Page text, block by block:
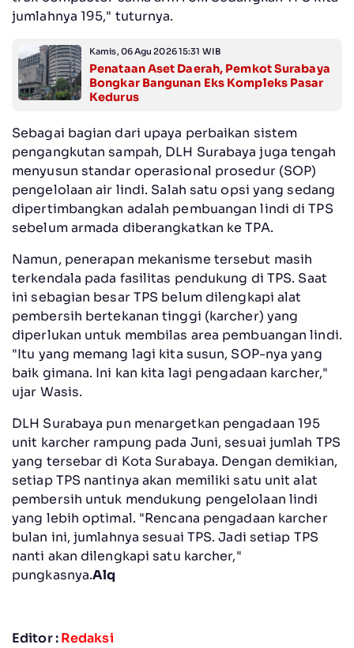
jumlahnya 195," tuturnya.
Kamis, 06 Agu 2026 15:31 WIB
Penataan Aset Daerah, Pemkot Surabaya
Bongkar Bangunan Eks Kompleks Pasar
Kedurus
Sebagai bagian dari upaya perbaikan sistem
pengangkutan sampah, DLH Surabaya juga tengah
menyusun standar operasional prosedur (SOP)
pengelolaan air lindi. Salah satu opsi yang sedang
dipertimbangkan adalah pembuangan lindi di TPS
sebelum armada diberangkatkan ke TPA.
Namun, penerapan mekanisme tersebut masih
terkendala pada fasilitas pendukung di TPS. Saat
ini sebagian besar TPS belum dilengkapi alat
pembersih bertekanan tinggi (karcher) yang
diperlukan untuk membilas area pembuangan lindi.
"Itu yang memang lagi kita susun, SOP-nya yang
baik gimana. Ini kan kita lagi pengadaan karcher,"
ujar Wasis.
DLH Surabaya pun menargetkan pengadaan 195
unit karcher rampung pada Juni, sesuai jumlah TPS
yang tersebar di Kota Surabaya. Dengan demikian,
setiap TPS nantinya akan memiliki satu unit alat
pembersih untuk mendukung pengelolaan lindi
yang lebih optimal. "Rencana pengadaan karcher
bulan ini, jumlahnya sesuai TPS. Jadi setiap TPS
nanti akan dilengkapi satu karcher,"
pungkasnya.Alq
Editor :Redaksi